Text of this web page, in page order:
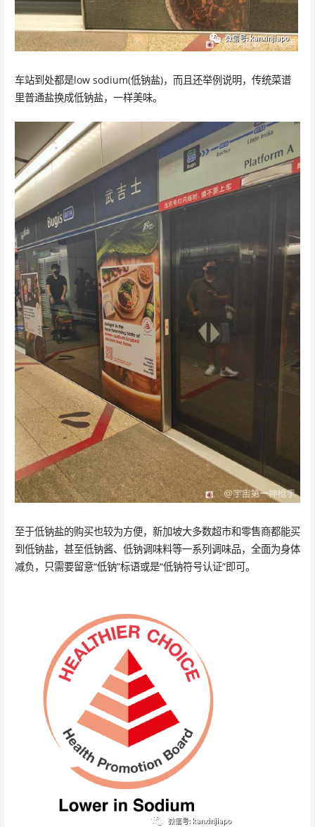
车站到处都是low sodium(低钠盐)，而且还举例说明，传统菜谱
里普通盐换成低钠盐，一样美味。
至于低钠盐的购买也较为方便，新加坡大多数超市和零售商都能买
到低钠盐，甚至低钠酱、低钠调味料等一系列调味品，全面为身体
减负，只需要留意“低钠”标语或是“低钠符号认证”即可。